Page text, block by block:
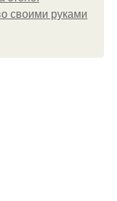
своими руками